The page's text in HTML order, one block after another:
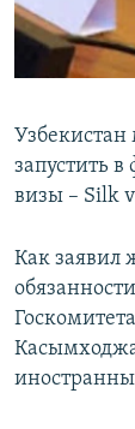
Узбекистан
запустить
визы – Silk
Как заявил